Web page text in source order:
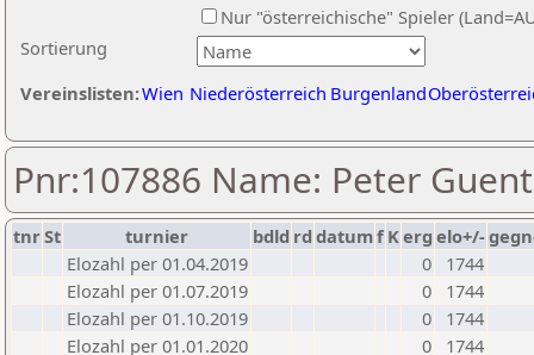
Sortierung
Nur "österreichische" Spieler
Vereinslisten:Wien Niederösterreich Burgenland
Pnr:107886 Name: Peter
tnrSt turnier bdld rd datumf Kerg elo+/-
Elozahl per 01.04.2019
0
1744
Elozahl per 01.07.2019
0
1744
Elozahl per 01.10.2019
0
1744
Elozahl per 01.01.2020
0
1744